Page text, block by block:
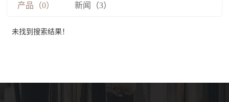
产品（0） 新闻（3）
未找到搜索结果！